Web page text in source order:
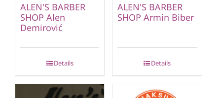
ALEN'S BARBER
SHOP Alen
Demirović
Details
ALEN'S BARBER
SHOP Armin Biber
Details